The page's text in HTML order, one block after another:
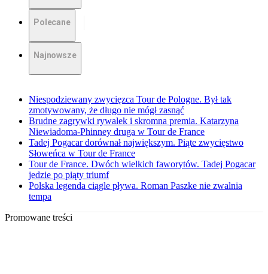
Polecane
Najnowsze
Niespodziewany zwycięzca Tour de Pologne. Był tak
zmotywowany, że długo nie mógł zasnąć
Brudne zagrywki rywalek i skromna premia. Katarzyna
Niewiadoma-Phinney druga w Tour de France
Tadej Pogacar dorównał największym. Piąte zwycięstwo
Słoweńca w Tour de France
Tour de France. Dwóch wielkich faworytów. Tadej Pogacar
jedzie po piąty triumf
Polska legenda ciągle pływa. Roman Paszke nie zwalnia
tempa
Promowane treści